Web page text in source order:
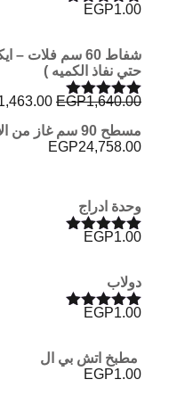
تم التقييم
EGP1.00
شفاط 60 سم فلات
حتي نفاذ الكميه )
تم التقييم
من 5
EGP1,640.00
السعر
هو:
مسطح 90 سم غاز من الاستانلس ستيل البا
EGP24,758.00
وحدة ادراج
تم التقييم
EGP1.00
دولاب
تم التقييم
EGP1.00
مطبخ اتش بي ال
EGP1.00